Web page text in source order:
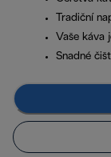
Tradiční
Vaše káva
Snadné